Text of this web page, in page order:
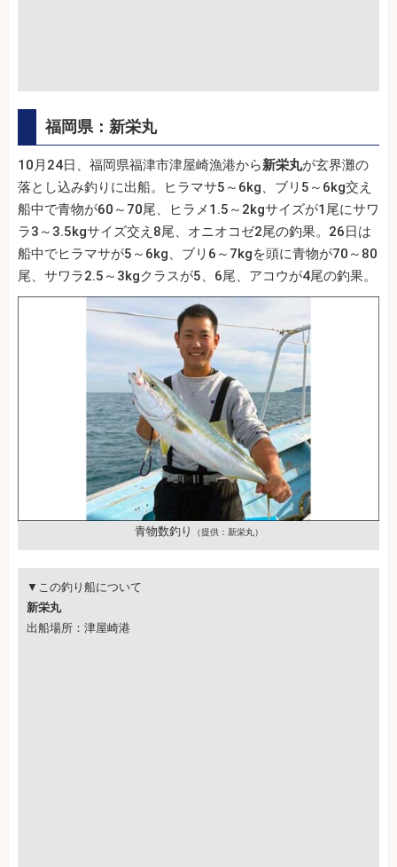
福岡県：新栄丸
10月24日、福岡県福津市津屋崎漁港から新栄丸が玄界灘の
落とし込み釣りに出船。ヒラマサ5～6kg、ブリ5～6kg交え
船中で青物が60～70尾、ヒラメ1.5～2kgサイズが1尾にサワ
ラ3～3.5kgサイズ交え8尾、オニオコゼ2尾の釣果。26日は
船中でヒラマサが5～6kg、ブリ6～7kgを頭に青物が70～80
尾、サワラ2.5～3kgクラスが5、6尾、アコウが4尾の釣果。
青物数釣り （提供：新栄丸）
▼この釣り船について
新栄丸
出船場所：津屋崎港